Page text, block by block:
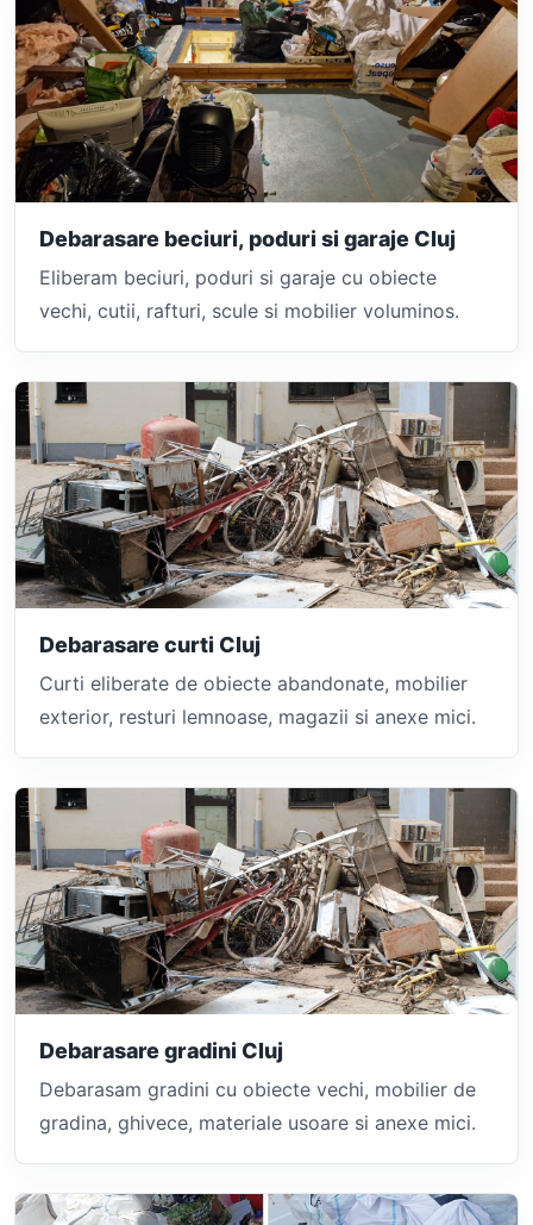
Debarasare beciuri, poduri si garaje Cluj
Eliberam beciuri, poduri si garaje cu obiecte
vechi, cutii, rafturi, scule si mobilier voluminos.
Debarasare curti Cluj
Curti eliberate de obiecte abandonate, mobilier
exterior, resturi lemnoase, magazii si anexe mici.
Debarasare gradini Cluj
Debarasam gradini cu obiecte vechi, mobilier de
gradina, ghivece, materiale usoare si anexe mici.